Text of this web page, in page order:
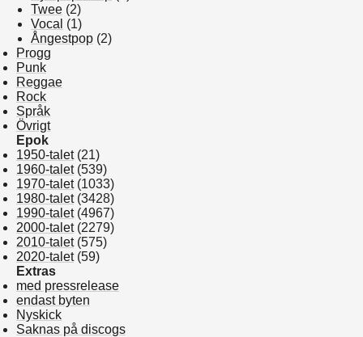
Twee (2)
Vocal (1)
Ångestpop (2)
Progg
Punk
Reggae
Rock
Språk
Övrigt
Epok
1950-talet(21)
1960-talet(539)
1970-talet(1033)
1980-talet(3428)
1990-talet(4967)
2000-talet(2279)
2010-talet(575)
2020-talet(59)
Extras
med pressrelease
endast byten
Nyskick
Saknas på discogs